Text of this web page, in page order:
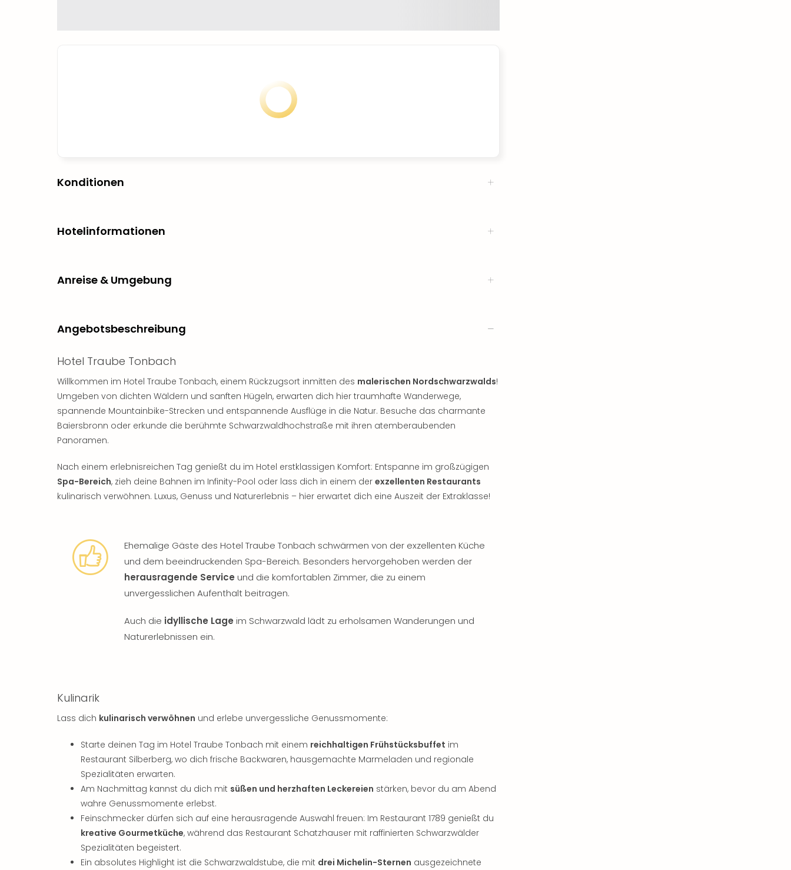
Konditionen
Hotelinformationen
Anreise & Umgebung
Angebotsbeschreibung
Hotel Traube Tonbach
Willkommen im Hotel Traube Tonbach, einem Rückzugsort inmitten des malerischen Nordschwarzwalds!
Umgeben von dichten Wäldern und sanften Hügeln, erwarten dich hier traumhafte Wanderwege,
spannende Mountainbike-Strecken und entspannende Ausflüge in die Natur. Besuche das charmante
Baiersbronn oder erkunde die berühmte Schwarzwaldhochstraße mit ihren atemberaubenden
Panoramen.
Nach einem erlebnisreichen Tag genießt du im Hotel erstklassigen Komfort: Entspanne im großzügigen
Spa-Bereich, zieh deine Bahnen im Infinity-Pool oder lass dich in einem der exzellenten Restaurants
kulinarisch verwöhnen. Luxus, Genuss und Naturerlebnis – hier erwartet dich eine Auszeit der Extraklasse!
Ehemalige Gäste des Hotel Traube Tonbach schwärmen von der exzellenten Küche
und dem beeindruckenden Spa-Bereich. Besonders hervorgehoben werden der
herausragende Service und die komfortablen Zimmer, die zu einem
unvergesslichen Aufenthalt beitragen.
Auch die idyllische Lage im Schwarzwald lädt zu erholsamen Wanderungen und
Naturerlebnissen ein.
Kulinarik
Lass dich kulinarisch verwöhnen und erlebe unvergessliche Genussmomente:
Starte deinen Tag im Hotel Traube Tonbach mit einem reichhaltigen Frühstücksbuffet im
Restaurant Silberberg, wo dich frische Backwaren, hausgemachte Marmeladen und regionale
Spezialitäten erwarten.
Am Nachmittag kannst du dich mit süßen und herzhaften Leckereien stärken, bevor du am Abend
wahre Genussmomente erlebst.
Feinschmecker dürfen sich auf eine herausragende Auswahl freuen: Im Restaurant 1789 genießt du
kreative Gourmetküche, während das Restaurant Schatzhauser mit raffinierten Schwarzwälder
Spezialitäten begeistert.
Ein absolutes Highlight ist die Schwarzwaldstube, die mit drei Michelin-Sternen ausgezeichnete